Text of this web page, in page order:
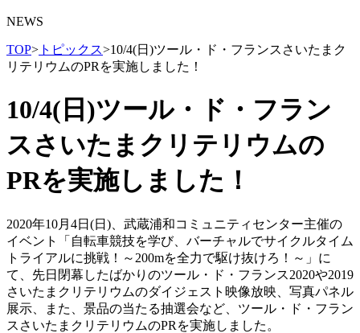
NEWS
TOP> トピックス>10/4(日)ツール・ド・フランスさいたまク
リテリウムのPRを実施しました！
10/4(日)ツール・ド・フラン
スさいたまクリテリウムの
PRを実施しました！
2020年10月4日(日)、武蔵浦和コミュニティセンター主催の
イベント「自転車競技を学び、バーチャルでサイクルタイム
トライアルに挑戦！～200mを全力で駆け抜けろ！～」に
て、先日閉幕したばかりのツール・ド・フランス2020や2019
さいたまクリテリウムのダイジェスト映像放映、写真パネル
展示、また、景品の当たる抽選会など、ツール・ド・フラン
スさいたまクリテリウムのPRを実施しました。